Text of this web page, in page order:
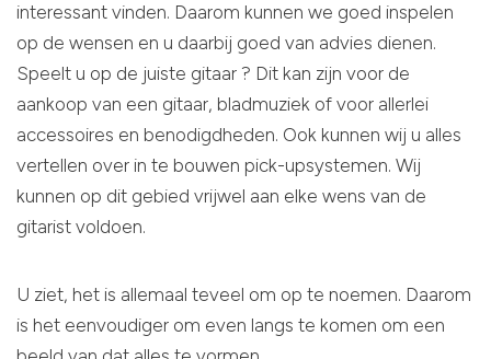
interessant vinden. Daarom kunnen we goed inspelen
op de wensen en u daarbij goed van advies dienen.
Speelt u op de juiste gitaar ? Dit kan zijn voor de
aankoop van een gitaar, bladmuziek of voor allerlei
accessoires en benodigdheden. Ook kunnen wij u alles
vertellen over in te bouwen pick-upsystemen. Wij
kunnen op dit gebied vrijwel aan elke wens van de
gitarist voldoen.
U ziet, het is allemaal teveel om op te noemen. Daarom
is het eenvoudiger om even langs te komen om een